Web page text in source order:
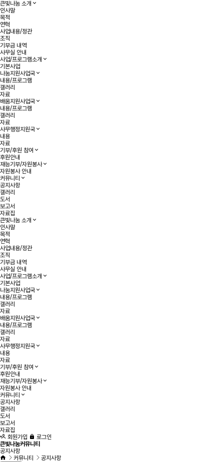
큰빛나눔 소개
인사말
목적
연혁
사업내용/정관
조직
기부금 내역
사무실 안내
사업/프로그램소개
기본사업
나눔지원사업국
내용/프로그램
갤러리
자료
배움지원사업국
내용/프로그램
갤러리
자료
사무행정지원국
내용
자료
기부/후원 참여
후원안내
재능기부/자원봉사
자원봉사 안내
커뮤니티
공지사항
갤러리
도서
보고서
자료집
큰빛나눔 소개
인사말
목적
연혁
사업내용/정관
조직
기부금 내역
사무실 안내
사업/프로그램소개
기본사업
나눔지원사업국
내용/프로그램
갤러리
자료
배움지원사업국
내용/프로그램
갤러리
자료
사무행정지원국
내용
자료
기부/후원 참여
후원안내
재능기부/자원봉사
자원봉사 안내
커뮤니티
공지사항
갤러리
도서
보고서
자료집
회원가입
로그인
큰빛나눔커뮤니티
공지사항
커뮤니티
공지사항